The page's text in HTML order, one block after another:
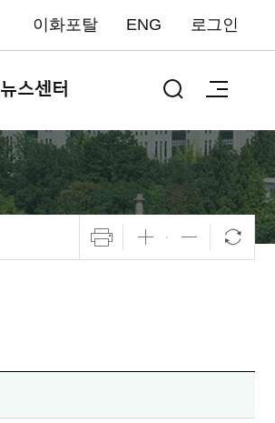
이화포탈 ENG 로그인
뉴스센터